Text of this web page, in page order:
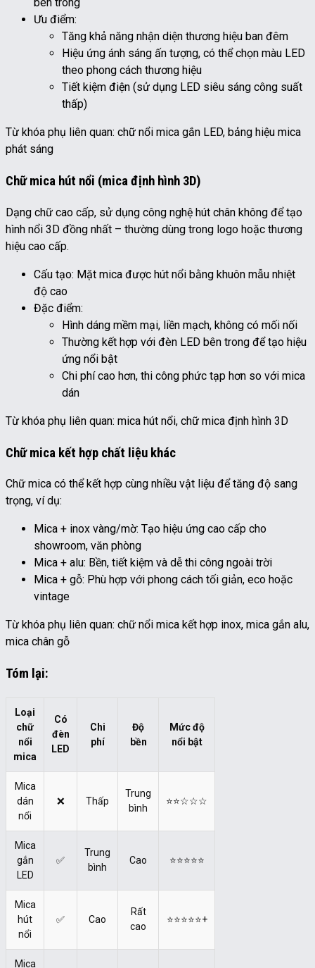
bên trong
Ưu điểm:
Tăng khả năng nhận diện thương hiệu ban đêm
Hiệu ứng ánh sáng ấn tượng, có thể chọn màu LED
theo phong cách thương hiệu
Tiết kiệm điện (sử dụng LED siêu sáng công suất
thấp)
Từ khóa phụ liên quan: chữ nổi mica gắn LED, bảng hiệu mica
phát sáng
Chữ mica hút nổi (mica định hình 3D)
Dạng chữ cao cấp, sử dụng công nghệ hút chân không để tạo
hình nổi 3D đồng nhất – thường dùng trong logo hoặc thương
hiệu cao cấp.
Cấu tạo: Mặt mica được hút nổi bằng khuôn mẫu nhiệt
độ cao
Đặc điểm:
Hình dáng mềm mại, liền mạch, không có mối nối
Thường kết hợp với đèn LED bên trong để tạo hiệu
ứng nổi bật
Chi phí cao hơn, thi công phức tạp hơn so với mica
dán
Từ khóa phụ liên quan: mica hút nổi, chữ mica định hình 3D
Chữ mica kết hợp chất liệu khác
Chữ mica có thể kết hợp cùng nhiều vật liệu để tăng độ sang
trọng, ví dụ:
Mica + inox vàng/mờ: Tạo hiệu ứng cao cấp cho
showroom, văn phòng
Mica + alu: Bền, tiết kiệm và dễ thi công ngoài trời
Mica + gỗ: Phù hợp với phong cách tối giản, eco hoặc
vintage
Từ khóa phụ liên quan: chữ nổi mica kết hợp inox, mica gắn alu,
mica chân gỗ
Tóm lại:
Loại
chữ
nổi
mica
Có
đèn
LED
Chi
phí
Độ
bền
Mức độ
nổi bật
Mica
dán
nổi
❌ Thấp
Trung
bình
⭐⭐☆☆☆
Mica
gắn
LED
✅
Trung
bình
Cao ⭐⭐⭐⭐⭐
Mica
hút
nổi
✅ Cao
Rất
cao
⭐⭐⭐⭐⭐+
Mica